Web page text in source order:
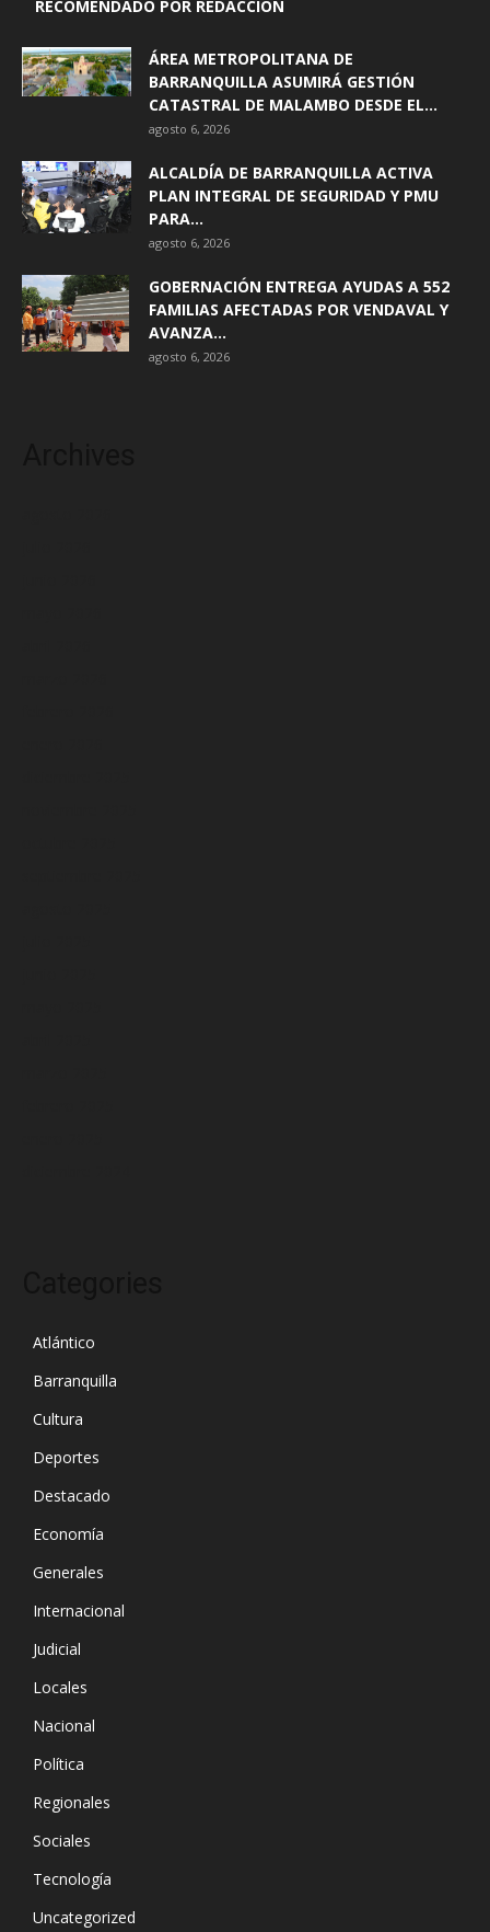
RECOMENDADO POR REDACCIÓN
ÁREA METROPOLITANA DE
BARRANQUILLA ASUMIRÁ GESTIÓN
CATASTRAL DE MALAMBO DESDE EL...
agosto 6, 2026
ALCALDÍA DE BARRANQUILLA ACTIVA
PLAN INTEGRAL DE SEGURIDAD Y PMU
PARA...
agosto 6, 2026
GOBERNACIÓN ENTREGA AYUDAS A 552
FAMILIAS AFECTADAS POR VENDAVAL Y
AVANZA...
agosto 6, 2026
Atlántico
Barranquilla
Cultura
Deportes
Destacado
Economía
Generales
Internacional
Judicial
Locales
Nacional
Política
Regionales
Sociales
Tecnología
Uncategorized